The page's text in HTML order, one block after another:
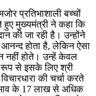
प्रतिभाशाली बच्चों
हुए मुख्यमंत्री ने कहा कि
की जा रही है। उन्होंने
होता है, लेकिन ऐसा
नहीं होते। उन्हें केवल
रूप से इसके लिए श्री
की चर्चा करते
के 17 लाख से अधिक